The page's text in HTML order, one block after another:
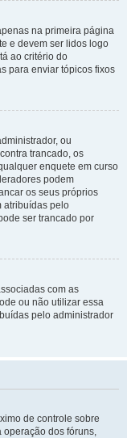
na primeira página
e devem ser lidos logo
ao critério do
para enviar tópicos fixos
ou
trancado, os
enquete em curso
podem
os seus próprios
atribuídas pelo
ser trancado por
com as
ou não utilizar essa
pelo administrador
de controle sobre
operação dos fóruns,